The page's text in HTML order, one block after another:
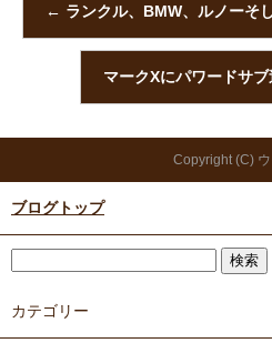
← ランクル、BMW、ルノーそ
マークXにパワードサ
Copyright (C)
ブログトップ
カテゴリー